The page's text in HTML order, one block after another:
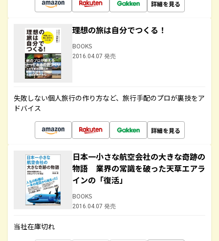
詳細を見る
理想の旅は自分でつくる！
BOOKS
2016.04.07 発売
失敗しない個人旅行の作り方など、旅行手配のプロが裏技をア
ドバイス
詳細を見る
日本一小さな航空会社の大きな奇跡の
物語 業界の常識を破った天草エアラ
インの「復活」
BOOKS
2016.04.07 発売
当社在庫切れ